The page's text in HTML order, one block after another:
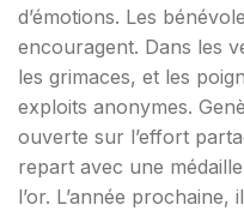
d’émotions. Les
encouragent. Dans les
les grimaces, et les
exploits anonymes.
ouverte sur l’effort
repart avec une
l’or. L’année